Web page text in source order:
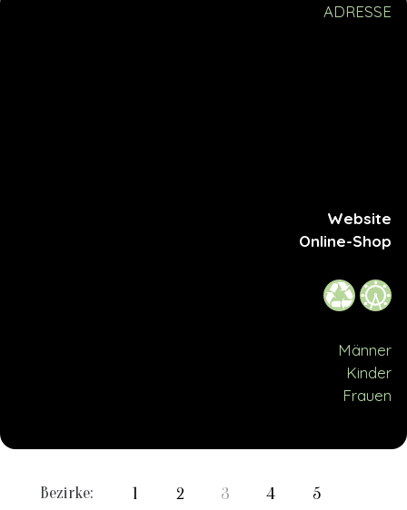
ADRESSE
Website
Online-Shop
Männer
Kinder
Frauen
Bezirke: 1 2 3 4 5